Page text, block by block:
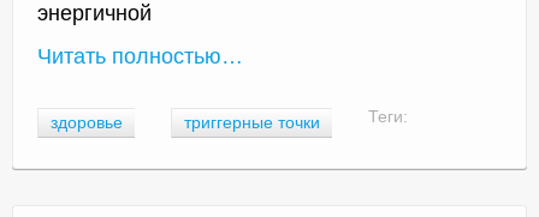
энергичной
Читать полностью…
Теги:
здоровье триггерные точки